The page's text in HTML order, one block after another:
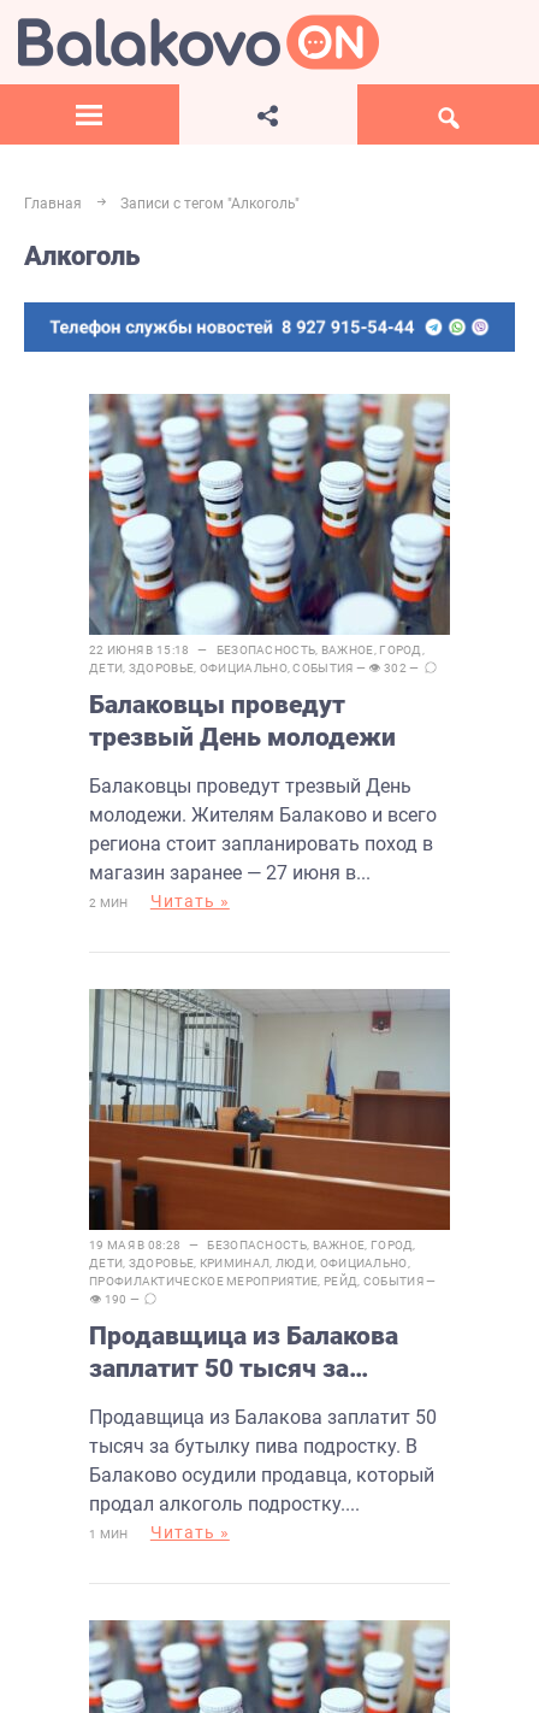
Главная Записи с тегом "Алкоголь"
Алкоголь
22 ИЮНЯ В 15:18 — БЕЗОПАСНОСТЬ ВАЖНОЕ ГОРОД
ДЕТИ ЗДОРОВЬЕ ОФИЦИАЛЬНО,СОБЫТИЯ — 👁 302 —
Балаковцы проведут
трезвый День молодежи
Балаковцы проведут трезвый День
молодежи. Жителям Балаково и всего
региона стоит запланировать поход в
магазин заранее — 27 июня в...
2 МИН Читать »
19 МАЯ В 08:28 — БЕЗОПАСНОСТЬ, ВАЖНОЕ ГОРОД
ДЕТИ ЗДОРОВЬЕ КРИМИНАЛ ЛЮДИ ОФИЦИАЛЬНО
ПРОФИЛАКТИЧЕСКОЕ МЕРОПРИЯТИЕ РЕЙД СОБЫТИЯ—
👁 190 —
Продавщица из Балакова
заплатит 50 тысяч за
Продавщица из Балакова заплатит 50
тысяч за бутылку пива подростку. В
Балаково осудили продавца, который
продал алкоголь подростку....
1 МИН Читать »